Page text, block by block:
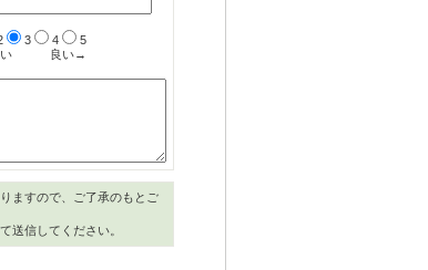
3 4
5
良い→
ますので、ご了承のもとご
送信してください。